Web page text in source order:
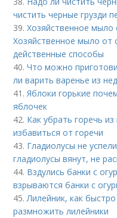
чистить черные грузди
39.Хозяйственное мыло
Хозяйственное мыло от
действенные способы
40.Что можно
ли варить варенье из
41.Яблоки горькие
яблочек
42. Как убрать горечь
избавиться от горечи
43. Гладиолусы не
гладиолусы вянут, не
44. Вздулись банки с
взрываются банки с
45.Лилейник, как
размножить лилейники